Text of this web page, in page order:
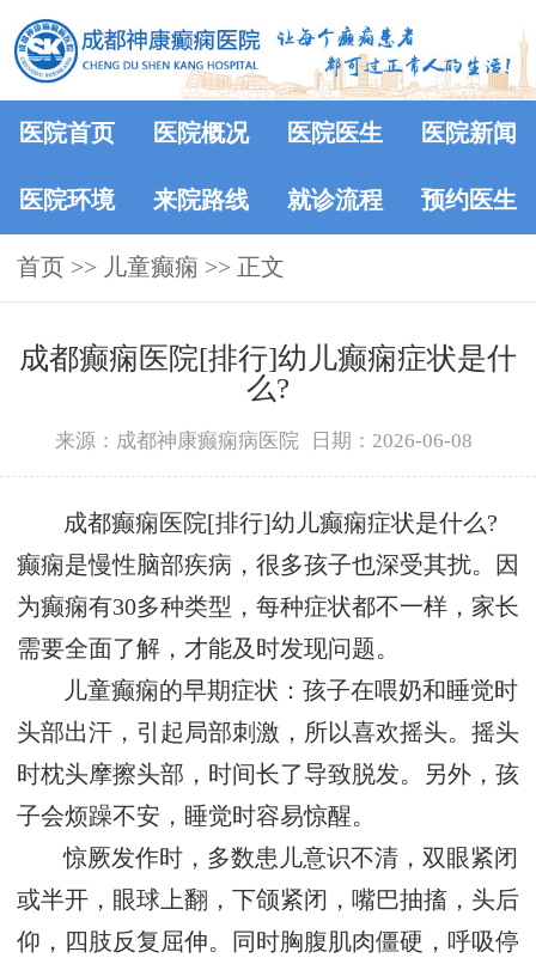
医院首页 医院概况 医院医生 医院新闻
医院环境 来院路线 就诊流程 预约医生
首页 >> 儿童癫痫 >> 正文
成都癫痫医院[排行]幼儿癫痫症状是什
么?
来源：成都神康癫痫病医院 日期：2026-06-08
成都癫痫医院[排行]幼儿癫痫症状是什么?
癫痫是慢性脑部疾病，很多孩子也深受其扰。因
为癫痫有30多种类型，每种症状都不一样，家长
需要全面了解，才能及时发现问题。
儿童癫痫的早期症状：孩子在喂奶和睡觉时
头部出汗，引起局部刺激，所以喜欢摇头。摇头
时枕头摩擦头部，时间长了导致脱发。另外，孩
子会烦躁不安，睡觉时容易惊醒。
惊厥发作时，多数患儿意识不清，双眼紧闭
或半开，眼球上翻，下颌紧闭，嘴巴抽搐，头后
仰，四肢反复屈伸。同时胸腹肌肉僵硬，呼吸停